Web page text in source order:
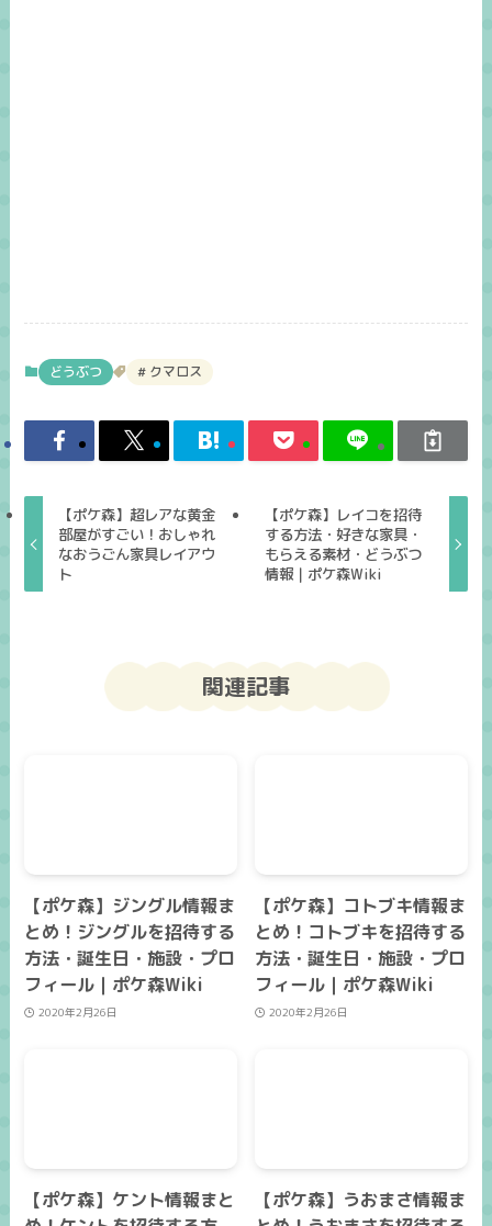
どうぶつ クマロス
【ポケ森】超レアな黄金
部屋がすごい！おしゃれ
なおうごん家具レイアウ
ト
【ポケ森】レイコを招待
する方法・好きな家具・
もらえる素材・どうぶつ
情報｜ポケ森Wiki
関連記事
【ポケ森】ジングル情報ま
とめ！ジングルを招待する
方法・誕生日・施設・プロ
フィール｜ポケ森Wiki
2020年2月26日
【ポケ森】コトブキ情報ま
とめ！コトブキを招待する
方法・誕生日・施設・プロ
フィール｜ポケ森Wiki
2020年2月26日
【ポケ森】ケント情報まと
【ポケ森】うおまさ情報ま